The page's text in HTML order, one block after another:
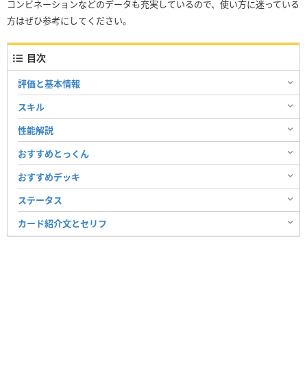
コンビネーションなどのデータも充実しているので、使い方に迷っている
方はぜひ参考にしてください。
目次
評価と基本情報
スキル
性能解説
おすすめとっくん
おすすめデッキ
ステータス
カード紹介文とセリフ